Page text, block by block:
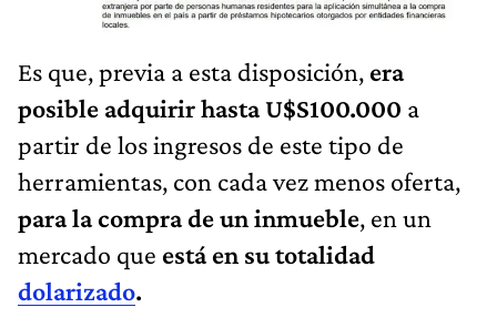
Es que, previa a esta disposición, era
posible adquirir hasta U$S100.000 a
partir de los ingresos de este tipo de
herramientas, con cada vez menos oferta,
para la compra de un inmueble, en un
mercado que está en su totalidad
dolarizado.